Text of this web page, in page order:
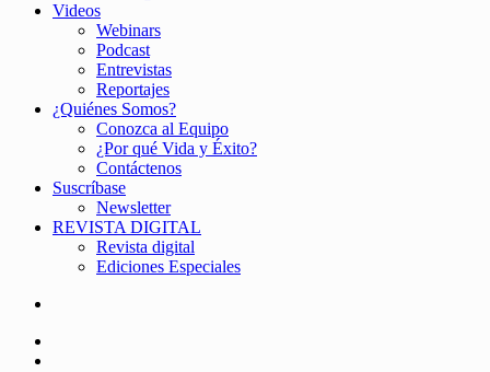
Videos
Webinars
Podcast
Entrevistas
Reportajes
¿Quiénes Somos?
Conozca al Equipo
¿Por qué Vida y Éxito?
Contáctenos
Suscríbase
Newsletter
REVISTA DIGITAL
Revista digital
Ediciones Especiales